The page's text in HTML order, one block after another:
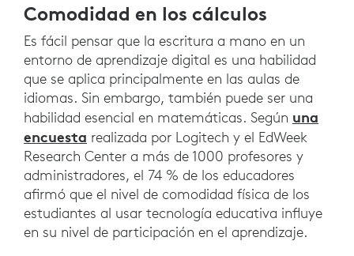
Comodidad en los cálculos
Es fácil pensar que la escritura a mano en un
entorno de aprendizaje digital es una habilidad
que se aplica principalmente en las aulas de
idiomas. Sin embargo, también puede ser una
habilidad esencial en matemáticas. Según una
encuesta realizada por Logitech y el EdWeek
Research Center a más de 1000 profesores y
administradores, el 74 % de los educadores
afirmó que el nivel de comodidad física de los
estudiantes al usar tecnología educativa influye
en su nivel de participación en el aprendizaje.